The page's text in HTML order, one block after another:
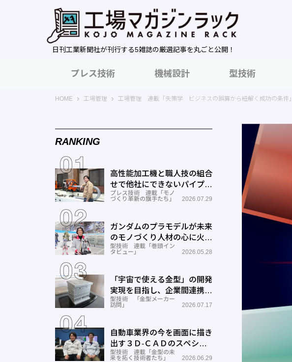
日刊工業新聞社が刊行する5雑誌の厳選記事を丸ごと公開！
プレス技術 機械設計 型技術
HOME 工場マガジンラック｜日刊工業新聞社
工場管理 工場管理 連載「失策学 ビジネスの誤算から紐解く成功の条件」
RANKING
高性能加工機と職人技の組合
せで他社にできないパイプ曲
げを実現―ミナミ技研
プレス技術 連載「モノ
づくり革新の旗手たち」
2026.07.29
ガンダムのプラモデルが未来
のモノづくり人材の心に火を
つける―BANDAI SPIRITS
型技術 連載「巻頭イン
タビュー」
2026.05.28
「宇宙で使える金型」の開発
実現を目指し、企業間連携を
推進―ワールド工業
型技術 「金型メーカー
訪問」
2026.07.17
自動車業界の今を画面に描き
出す３Ｄ-ＣＡＤのスペシャ
リストとしての成長と展望ー
型技術 連載「金型の未
来を拓く技術者たち」
2026.06.29